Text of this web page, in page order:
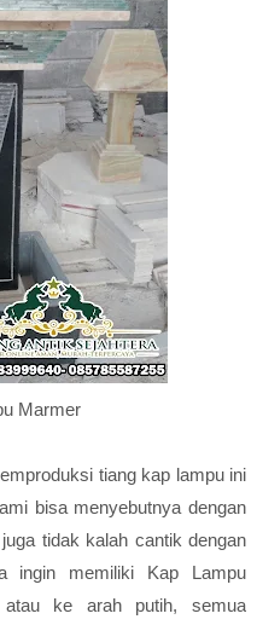
Marmer
tiang kap lampu ini
bisa menyebutnya dengan
tidak kalah cantik dengan
ingin memiliki Kap Lampu
ke arah putih, semua